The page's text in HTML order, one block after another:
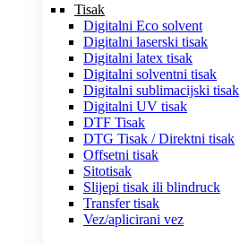
Tisak
Digitalni Eco solvent
Digitalni laserski tisak
Digitalni latex tisak
Digitalni solventni tisak
Digitalni sublimacijski tisak
Digitalni UV tisak
DTF Tisak
DTG Tisak / Direktni tisak
Offsetni tisak
Sitotisak
Slijepi tisak ili blindruck
Transfer tisak
Vez/aplicirani vez